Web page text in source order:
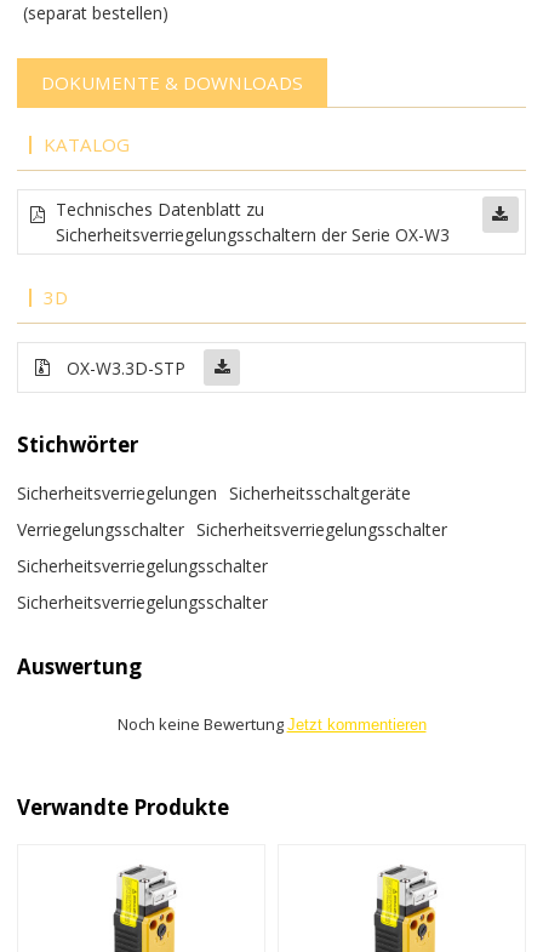
(separat bestellen)
DOKUMENTE & DOWNLOADS
KATALOG
Technisches Datenblatt zu
Sicherheitsverriegelungsschaltern der Serie OX-W3
3D
OX-W3.3D-STP
Stichwörter
Sicherheitsverriegelungen
Sicherheitsschaltgeräte
Verriegelungsschalter Sicherheitsverriegelungsschalter
Sicherheitsverriegelungsschalter
Sicherheitsverriegelungsschalter
Auswertung
Noch keine Bewertung Jetzt kommentieren
Verwandte Produkte